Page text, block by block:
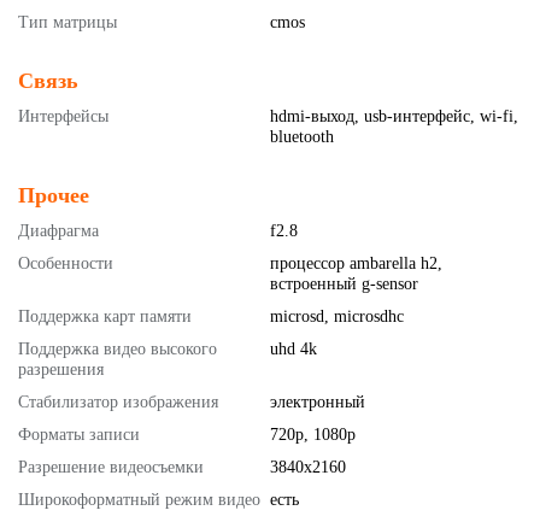
Тип матрицы
cmos
Связь
Интерфейсы
hdmi-выход, usb-интерфейс, wi-fi,
bluetooth
Прочее
Диафрагма
f2.8
Особенности
процессор ambarella h2,
встроенный g-sensor
Поддержка карт памяти
microsd, microsdhc
Поддержка видео высокого
разрешения
uhd 4k
Стабилизатор изображения
электронный
Форматы записи
720p, 1080p
Разрешение видеосъемки
3840x2160
Широкоформатный режим видео есть